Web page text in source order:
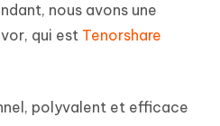
nous avons une
qui est Tenorshare
polyvalent et efficace